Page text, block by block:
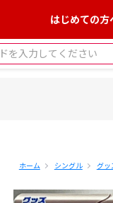
はじめての方
ホーム シングル グッ